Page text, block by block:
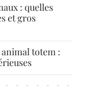
: quelles
et gros
totem :